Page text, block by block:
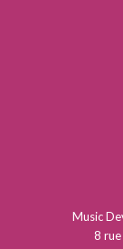
Music
8